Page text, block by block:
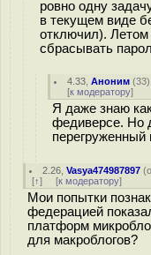
ровно одну
в текущем виде
отключил).
сбрасывать
4.33 ,Аноним (33
[к модератору]
Я даже знаю
федиверсе. Но
перегруженный
2.26 ,Vasya474987897 (
[↑] [к модератору]
Мои попытки
федерацией
платформ
для макроблогов?